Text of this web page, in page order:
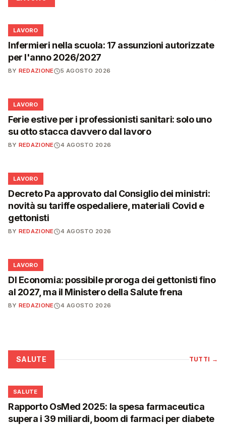
💼
LAVORO
Infermieri nella scuola: 17 assunzioni autorizzate
per l'anno 2026/2027
BY REDAZIONE 5 AGOSTO 2026
💼
LAVORO
Ferie estive per i professionisti sanitari: solo uno
su otto stacca davvero dal lavoro
BY REDAZIONE 4 AGOSTO 2026
💼
LAVORO
Decreto Pa approvato dal Consiglio dei ministri:
novità su tariffe ospedaliere, materiali Covid e
gettonisti
BY REDAZIONE 4 AGOSTO 2026
💼
LAVORO
Dl Economia: possibile proroga dei gettonisti fino
al 2027, ma il Ministero della Salute frena
BY REDAZIONE 4 AGOSTO 2026
SALUTE TUTTI →
❤️
SALUTE
Rapporto OsMed 2025: la spesa farmaceutica
supera i 39 miliardi, boom di farmaci per diabete